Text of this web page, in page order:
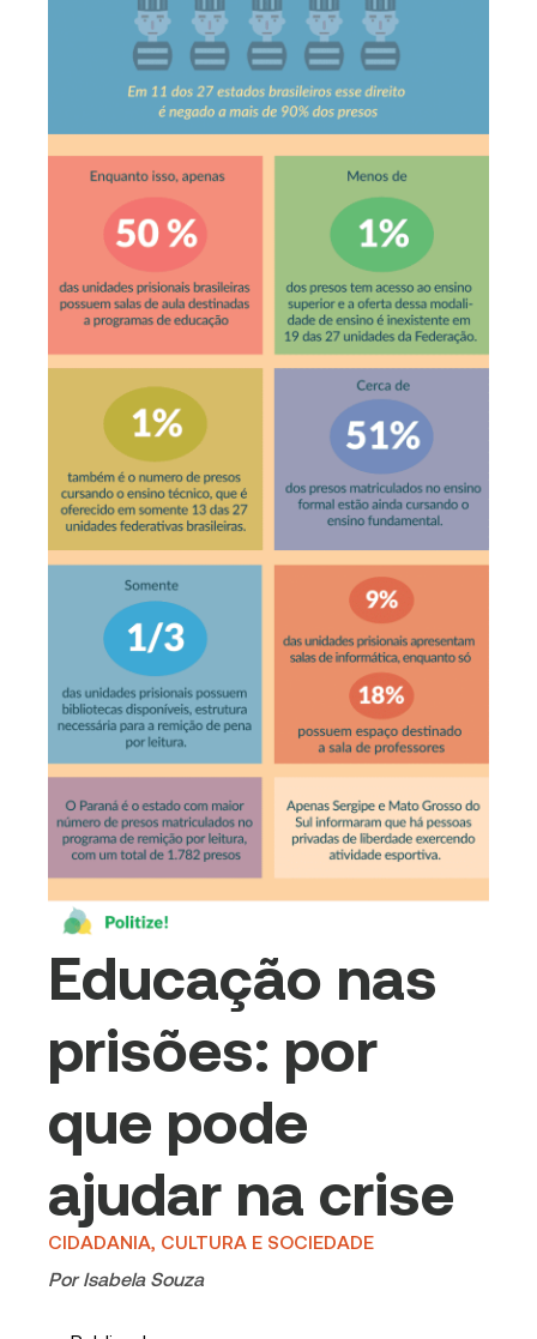
Educação nas
prisões: por
que pode
ajudar na crise
CIDADANIA, CULTURA E SOCIEDADE
Por Isabela Souza